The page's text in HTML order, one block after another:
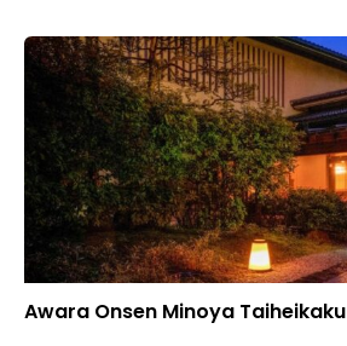
Awara Onsen Minoya Taiheikaku